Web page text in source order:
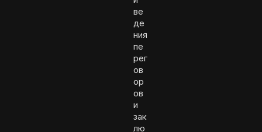
ве
де
ния
пе
рег
ов
ор
ов
и
зак
лю